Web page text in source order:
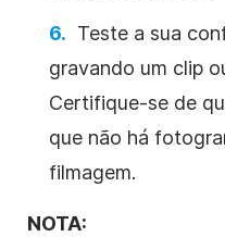
Teste a sua
gravando um clip
Certifique-se de
que não há
filmagem.
NOTA: